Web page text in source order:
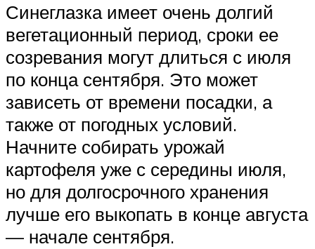
Синеглазка имеет очень долгий
вегетационный период, сроки ее
созревания могут длиться с июля
по конца сентября. Это может
зависеть от времени посадки, а
также от погодных условий.
Начните собирать урожай
картофеля уже с середины июля,
но для долгосрочного хранения
лучше его выкопать в конце августа
— начале сентября.